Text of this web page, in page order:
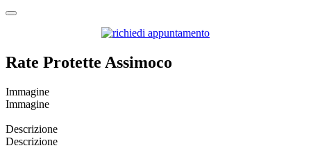
Rate Protette Assimoco
Immagine
Immagine
Descrizione
Descrizione